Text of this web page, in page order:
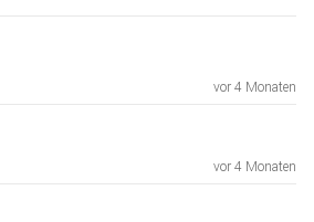
vor 4 Monaten
vor 4 Monaten